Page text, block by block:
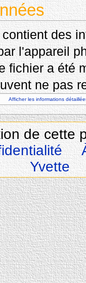
des
l'appareil
fichier a été
ne pas
Afficher les informations
de cette
Yvette